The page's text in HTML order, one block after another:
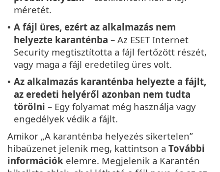
méretét.
• A fájl üres, ezért az alkalmazás nem
helyezte karanténba – Az ESET Internet
Security megtisztította a fájl fertőzött részét,
vagy maga a fájl eredetileg üres volt.
• Az alkalmazás karanténba helyezte a fájlt,
az eredeti helyéről azonban nem tudta
törölni – Egy folyamat még használja vagy
engedélyek védik a fájlt.
Amikor „A karanténba helyezés sikertelen”
hibaüzenet jelenik meg, kattintson a További
információk elemre. Megjelenik a Karantén